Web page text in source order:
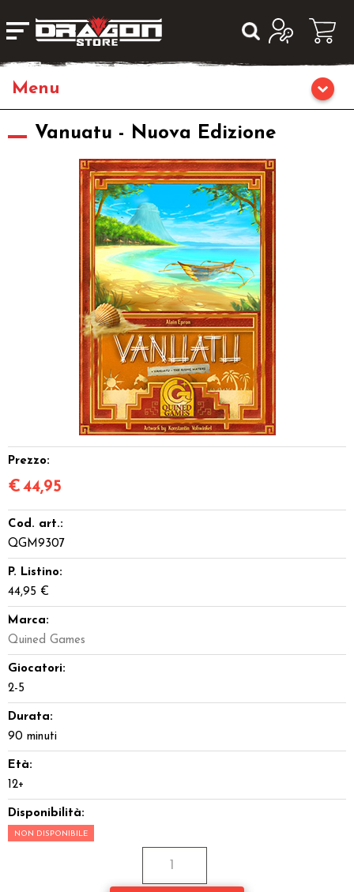
Home
Giochi di Ruolo
Giochi di Carte Collezionabili
Giocattoli e Gadget
Offerte del Dragone
Vanuatu - Nuova Edizione
Prezzo:
€44,95
Cod. art.:
QGM9307
P. Listino:
44,95 €
Marca:
Quined Games
Giocatori:
2-5
Durata:
90 minuti
Età:
12+
Disponibilità:
NON DISPONIBILE